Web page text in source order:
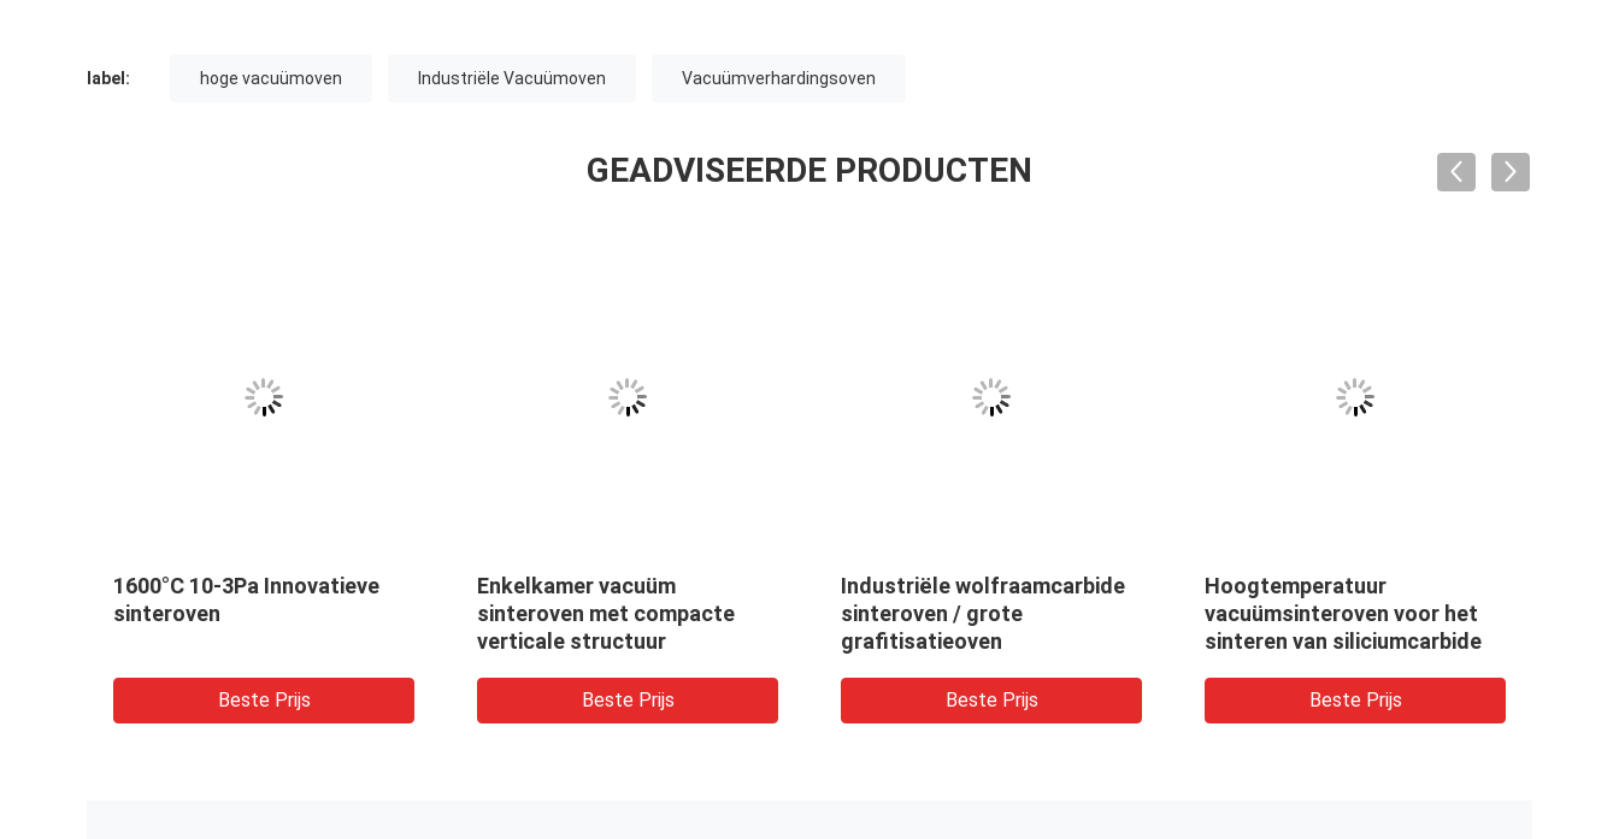
label: hoge vacuümoven Industriële Vacuümoven Vacuümverhardingsoven
GEADVISEERDE PRODUCTEN
1600°C 10-3Pa Innovatieve
sinteroven
Beste Prijs
Enkelkamer vacuüm
sinteroven met compacte
verticale structuur
Beste Prijs
Industriële wolfraamcarbide
sinteroven / grote
grafitisatieoven
Beste Prijs
Hoogtemperatuur
vacuümsinteroven voor het
sinteren van siliciumcarbide
Beste Prijs